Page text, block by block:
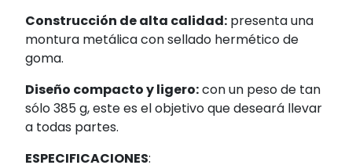
Construcción de alta calidad: presenta una
montura metálica con sellado hermético de
goma.
Diseño compacto y ligero:con un peso de tan
sólo 385 g, este es el objetivo que deseará llevar
a todas partes.
ESPECIFICACIONES: